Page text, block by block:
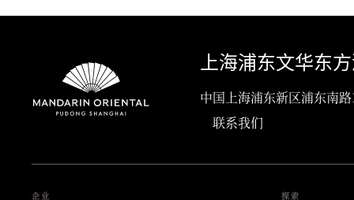
上海浦东文华东
中国上海浦东新区浦东南
联系我们
企业 探索